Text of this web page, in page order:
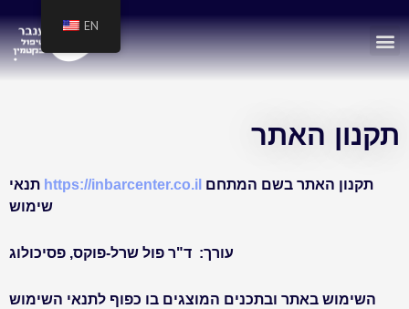
תקנון האתר
תקנון האתר בשם המתחם https://inbarcenter.co.il תנאי
שימוש
עורך: ד"ר פול שרל-פוקס, פסיכולוג
השימוש באתר ובתכנים המוצגים בו כפוף לתנאי השימוש
EN